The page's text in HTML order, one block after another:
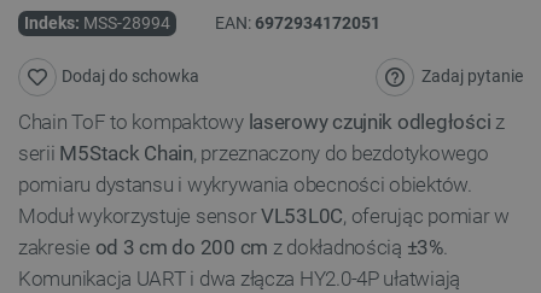
Indeks: MSS-28994 EAN:6972934172051
Zadaj pytanie
Dodaj do schowka
Chain ToF to kompaktowy laserowy czujnik odległości z
serii M5Stack Chain, przeznaczony do bezdotykowego
pomiaru dystansu i wykrywania obecności obiektów.
Moduł wykorzystuje sensorVL53L0C, oferując pomiar w
zakresie od 3 cm do 200 cm z dokładnością ±3%.
Komunikacja UART i dwa złącza HY2.0-4P ułatwiają